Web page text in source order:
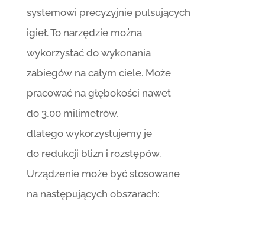
systemowi precyzyjnie pulsujących
igieł. To narzędzie można
wykorzystać do wykonania
zabiegów na całym ciele. Może
pracować na głębokości nawet
do 3,00 milimetrów,
dlatego wykorzystujemy je
do redukcji blizn i rozstępów.
Urządzenie może być stosowane
na następujących obszarach: